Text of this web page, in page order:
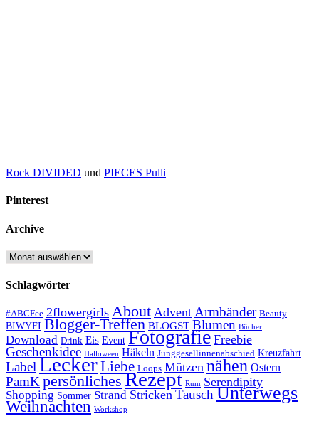
Rock DIVIDED und PIECES Pulli
Pinterest
Archive
Archive
Schlagwörter
#ABCFee 2flowergirls About Advent Armbänder Beauty
BIWYFI Blogger-Treffen BLOGST Blumen Bücher
Download Drink Eis Event Fotografie Freebie
Geschenkidee Halloween Häkeln Junggesellinnenabschied Kreuzfahrt
LabelLeckerLiebe Loops Mützen nähen Ostern
PamKpersönliches Rezept Rum Serendipity
Shopping Sommer Strand Stricken TauschUnterwegs
Weihnachten Workshop